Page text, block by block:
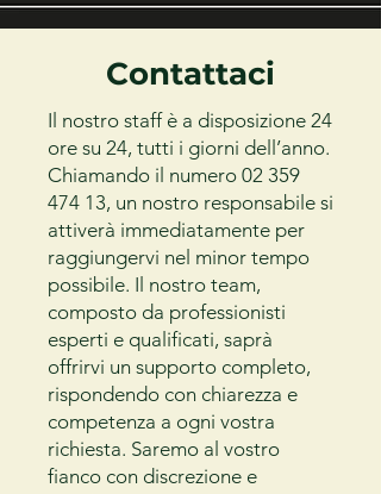
Contattaci
Il nostro staff è a disposizione 24
ore su 24, tutti i giorni dell’anno.
Chiamando il numero 02 359
474 13, un nostro responsabile si
attiverà immediatamente per
raggiungervi nel minor tempo
possibile. Il nostro team,
composto da professionisti
esperti e qualificati, saprà
offrirvi un supporto completo,
rispondendo con chiarezza e
competenza a ogni vostra
richiesta. Saremo al vostro
fianco con discrezione e